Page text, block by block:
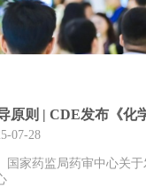
原则 | CDE发布《化
07-28
国家药监局药审中心关